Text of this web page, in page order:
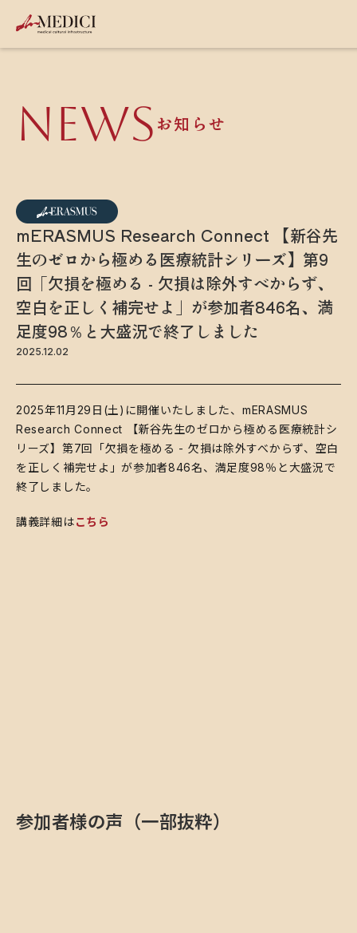
NEWS お知らせ
mERASMUS Research Connect 【新谷先
生のゼロから極める医療統計シリーズ】第9
回「欠損を極める - 欠損は除外すべからず、
空白を正しく補完せよ」が参加者846名、満
足度98％と大盛況で終了しました
2025.12.02
2025年11月29日(土)に開催いたしました、mERASMUS
Research Connect 【新谷先生のゼロから極める医療統計シ
リーズ】第7回「欠損を極める - 欠損は除外すべからず、空白
を正しく補完せよ」が参加者846名、満足度98％と大盛況で
終了しました。
講義詳細はこちら
参加者様の声（一部抜粋）